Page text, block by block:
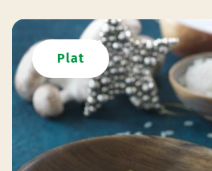
Plat